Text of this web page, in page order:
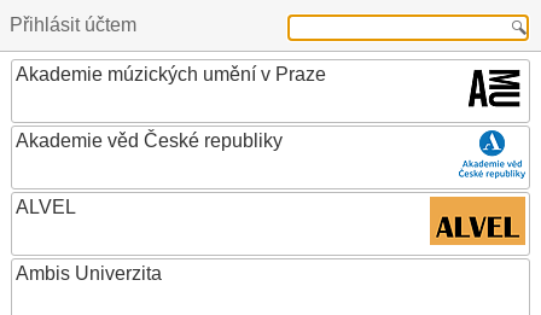
Přihlásit účtem
Akademie múzických umění v Praze
Akademie věd České republiky
ALVEL
Ambis Univerzita